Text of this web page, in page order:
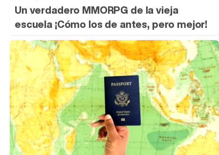
Un verdadero MMORPG de la vieja
escuela ¡Cómo los de antes, pero mejor!